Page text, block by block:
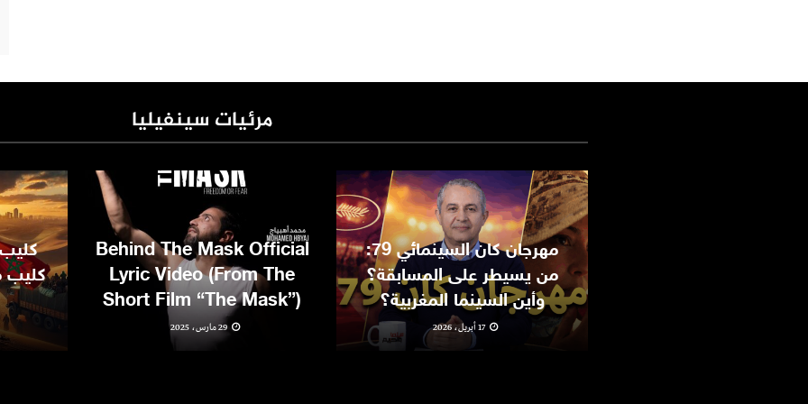
مرئيات سينفيليا
مهرجان كان السينمائي 79:
من يسيطر على المسابقة؟
وأين السينما المغربية؟
17 أبريل، 2026
Behind The Mask Official
Lyric Video (From The
Short Film “The Mask”)
29 مارس، 2025
كليب